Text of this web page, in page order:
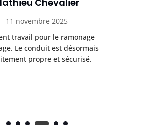
Chevalier
11 novembre 2025
travail pour le ramonage
Le conduit est désormais
propre et sécurisé.